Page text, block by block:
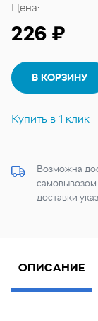
Цена:
226 ₽
В КОРЗИНУ
Купить в 1 клик
Возможна
самовывозом
доставки
ОПИСАНИЕ